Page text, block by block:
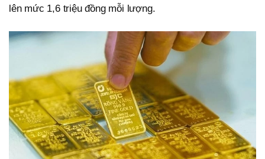
lên mức 1,6 triệu đồng mỗi lượng.